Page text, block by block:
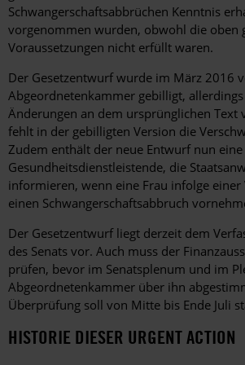
Schwangerschaftsabbrüchen Kenntnis
vorgenommen wurden, obwohl die oben
Voraussetzungen nicht erfüllt waren.
Der Gesetzentwurf wurde im März 2016
Abgeordnetenkammer gebilligt,
Änderungen an dem ursprünglichen Text
fehlt in der gebilligten Version die
Zudem enthält der neue Entwurf nun
Gesundheitsdienstleistende, die
informieren, wenn eine Frau infolge einer
einen Schwangerschaftsabbruch
Der Gesetzentwurf liegt derzeit dem
des Senats vor. Auch muss der
prüfen, bevor im Senatsplenum und im
Abgeordnetenkammer über ihn
Überprüfung soll von Mitte bis Ende Juli
HISTORIE DIESER URGENT ACTION